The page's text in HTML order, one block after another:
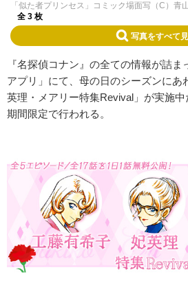
「似た者プリンセス」コミック場面写（C）青
全 3 枚
写真をすべて
『名探偵コナン』の全ての情報が詰
アプリ」にて、母の日のシーズンにあ
英理・メアリー特集Revival」が実施
期間限定で行われる。